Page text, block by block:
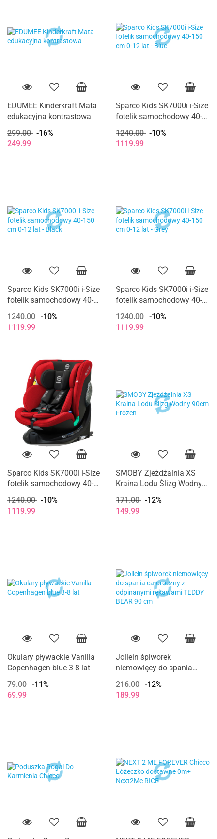
EDUMEE Kinderkraft Mata
edukacyjna kontrastowa
299.00 -16%
249.99
Sparco Kids SK7000i i-Size
fotelik samochodowy 40-
1240.00 -10%
1119.99
Sparco Kids SK7000i i-Size
fotelik samochodowy 40-
1240.00 -10%
1119.99
Sparco Kids SK7000i i-Size
fotelik samochodowy 40-
1240.00 -10%
1119.99
Sparco Kids SK7000i i-Size
fotelik samochodowy 40-
1240.00 -10%
1119.99
SMOBY Zjeżdżalnia XS
Kraina Lodu Ślizg Wodny
171.00 -12%
149.99
Okulary pływackie Vanilla
Copenhagen blue 3-8 lat
79.00 -11%
69.99
Jollein śpiworek
niemowlęcy do spania
rękawami TEDDY BEAR 90
cm
216.00 -12%
189.99